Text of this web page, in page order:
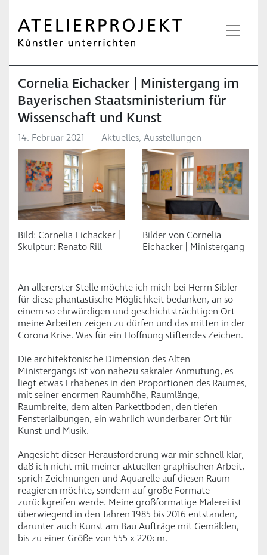
Cornelia Eichacker | Ministergang im
Bayerischen Staatsministerium für
Wissenschaft und Kunst
14. Februar 2021 – Aktuelles, Ausstellungen
Bild: Cornelia Eichacker |
Skulptur: Renato Rill
Bilder von Cornelia
Eichacker | Ministergang
An allererster Stelle möchte ich mich bei Herrn Sibler
für diese phantastische Möglichkeit bedanken, an so
einem so ehrwürdigen und geschichtsträchtigen Ort
meine Arbeiten zeigen zu dürfen und das mitten in der
Corona Krise. Was für ein Hoffnung stiftendes Zeichen.
Die architektonische Dimension des Alten
Ministergangs ist von nahezu sakraler Anmutung, es
liegt etwas Erhabenes in den Proportionen des Raumes,
mit seiner enormen Raumhöhe, Raumlänge,
Raumbreite, dem alten Parkettboden, den tiefen
Fensterlaibungen, ein wahrlich wunderbarer Ort für
Kunst und Musik.
Angesicht dieser Herausforderung war mir schnell klar,
daß ich nicht mit meiner aktuellen graphischen Arbeit,
sprich Zeichnungen und Aquarelle auf diesen Raum
reagieren möchte, sondern auf große Formate
zurückgreifen werde. Meine großformatige Malerei ist
überwiegend in den Jahren 1985 bis 2016 entstanden,
darunter auch Kunst am Bau Aufträge mit Gemälden,
bis zu einer Größe von 555 x 220cm.